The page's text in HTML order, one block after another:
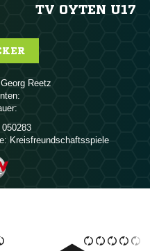
TV OYTEN U17
 
050283
Kreisfreundschaftsspiele